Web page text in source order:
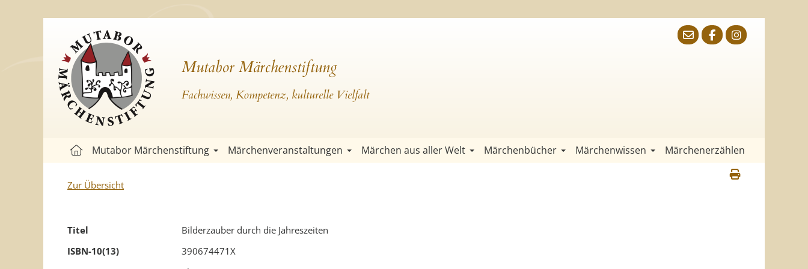
Mutabor Märchenstiftung
Fachwissen, Kompetenz, kulturelle Vielfalt
Mutabor Märchenstiftung Märchenveranstaltungen Märchen aus aller Welt Märchenbücher Märchenwissen Märchenerzählen
Zur Übersicht
Titel
Bilderzauber durch die Jahreszeiten
ISBN-10(13)
390674471X